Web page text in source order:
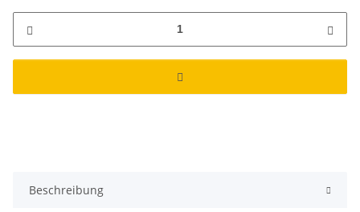
Beschreibung